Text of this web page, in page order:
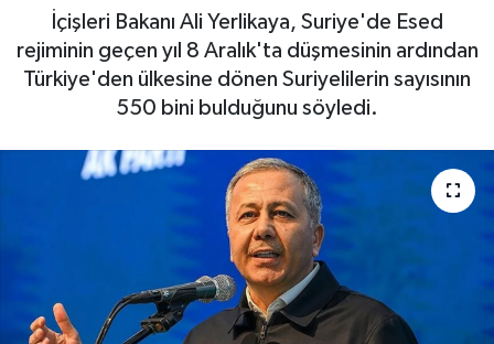
İçişleri Bakanı Ali Yerlikaya, Suriye'de Esed
rejiminin geçen yıl 8 Aralık'ta düşmesinin ardından
Türkiye'den ülkesine dönen Suriyelilerin sayısının
550 bini bulduğunu söyledi.